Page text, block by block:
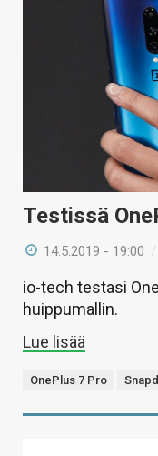
Testissä
14.5.2019 - 19:00
io-tech testasi
huippumallin.
Lue lisää
OnePlus 7 Pro